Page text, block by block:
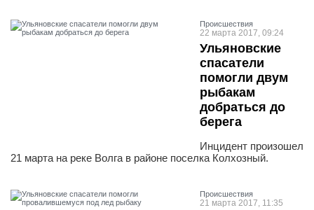
Проиcшествия
22 марта 2017, 09:24
Ульяновские
спасатели
помогли двум
рыбакам
добраться до
берега
Инцидент произошел
21 марта на реке Волга в районе поселка Колхозный.
Проиcшествия
21 марта 2017, 11:35